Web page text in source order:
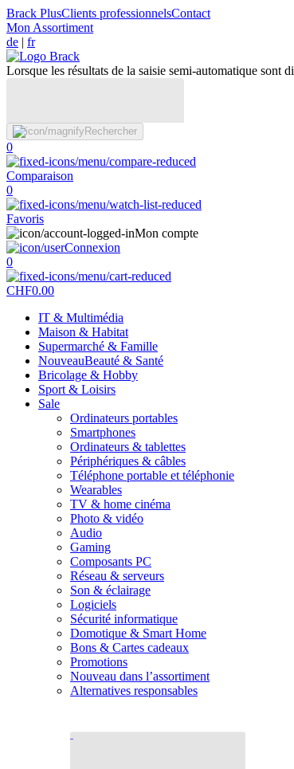
Brack PlusClients professionnelsContact
Mon Assortiment
de | fr
Lorsque les résultats de la saisie semi-automatique sont
Rechercher
0
Comparaison
0
Favoris
Mon compte
Connexion
0
CHF0.00
IT & Multimédia
Maison & Habitat
Supermarché & Famille
NouveauBeauté & Santé
Bricolage & Hobby
Sport & Loisirs
Sale
Ordinateurs portables
Smartphones
Ordinateurs & tablettes
Périphériques & câbles
Téléphone portable et téléphonie
Wearables
TV & home cinéma
Photo & vidéo
Audio
Gaming
Composants PC
Réseau & serveurs
Son & éclairage
Logiciels
Sécurité informatique
Domotique & Smart Home
Bons & Cartes cadeaux
Promotions
Nouveau dans l’assortiment
Alternatives responsables